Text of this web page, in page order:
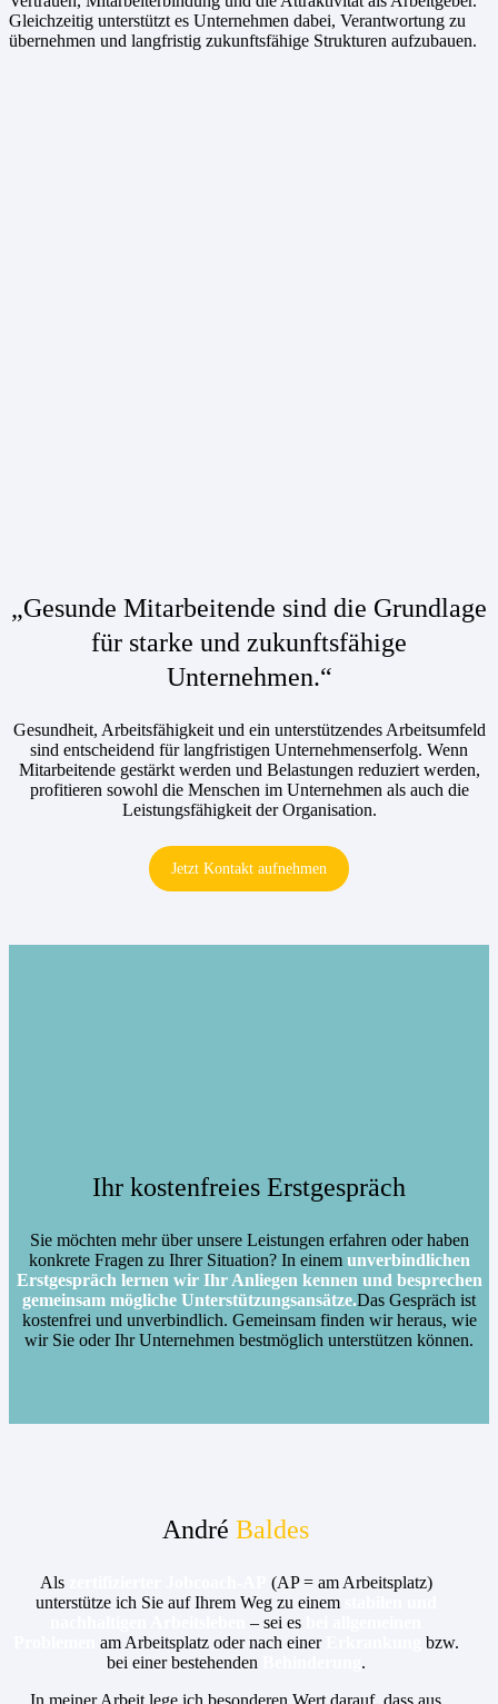
Gleichzeitig unterstützt es Unternehmen dabei, Verantwortung zu
übernehmen und langfristig zukunftsfähige Strukturen aufzubauen.
„Gesunde Mitarbeitende sind die Grundlage
für starke und zukunftsfähige
Unternehmen.“
Gesundheit, Arbeitsfähigkeit und ein unterstützendes Arbeitsumfeld
sind entscheidend für langfristigen Unternehmenserfolg. Wenn
Mitarbeitende gestärkt werden und Belastungen reduziert werden,
profitieren sowohl die Menschen im Unternehmen als auch die
Leistungsfähigkeit der Organisation.
Jetzt Kontakt aufnehmen
Ihr kostenfreies Erstgespräch
Sie möchten mehr über unsere Leistungen erfahren oder haben
konkrete Fragen zu Ihrer Situation? In einemunverbindlichen
Erstgespräch lernen wir Ihr Anliegen kennen und besprechen
gemeinsam mögliche Unterstützungsansätze.Das Gespräch ist
kostenfrei und unverbindlich. Gemeinsam finden wir heraus, wie
wir Sie oder Ihr Unternehmen bestmöglich unterstützen können.
André Baldes
Als
(AP = am Arbeitsplatz)
unterstütze ich Sie auf Ihrem Weg zu einem
– sei es
am Arbeitsplatz oder nach einer
bzw.
bei einer bestehenden
.
In meiner Arbeit lege ich besonderen Wert darauf, dass aus